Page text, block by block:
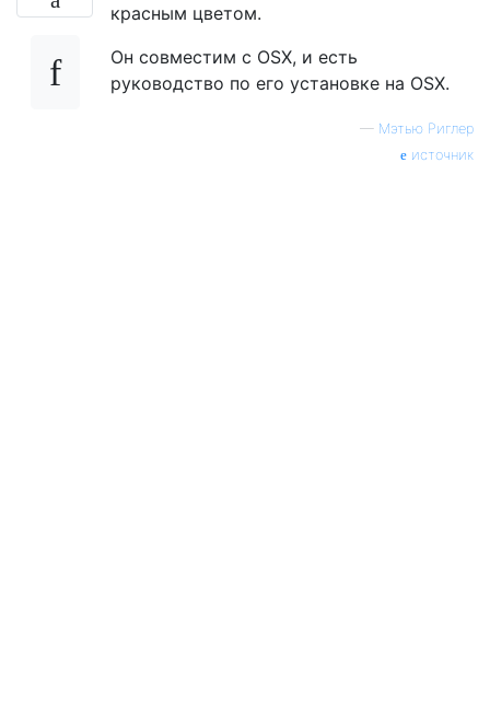
красным цветом.
Он совместим с OSX, и есть
руководство по его установке на OSX.
— Мэтью Риглер
источник